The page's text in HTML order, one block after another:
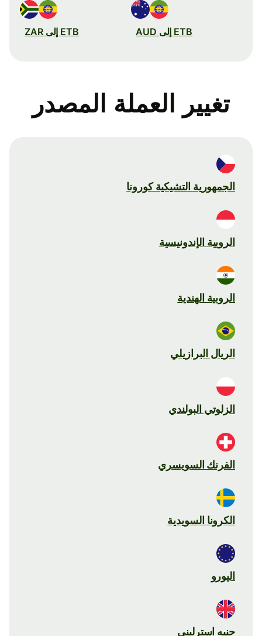
ETB إلى AUD ETB إلى ZAR
تغيير العملة المصدر
الجمهورية التشيكية كورونا
الروبية الإندونيسية
الروبية الهندية
الريال البرازيلي
الزلوتي البولندي
الفرنك السويسري
الكرونا السويدية
اليورو
جنيه استرليني